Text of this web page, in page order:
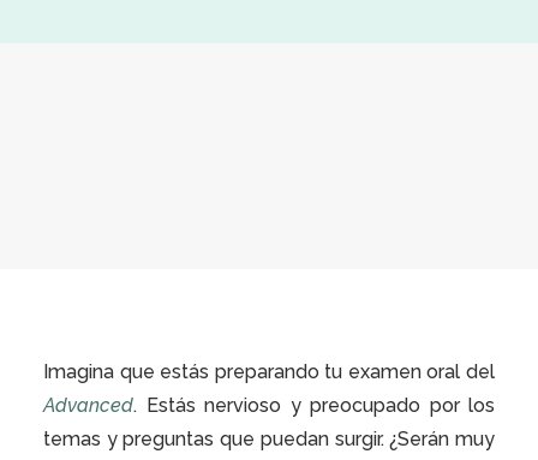
Imagina que estás preparando tu examen oral del
Advanced. Estás nervioso y preocupado por los
temas y preguntas que puedan surgir. ¿Serán muy